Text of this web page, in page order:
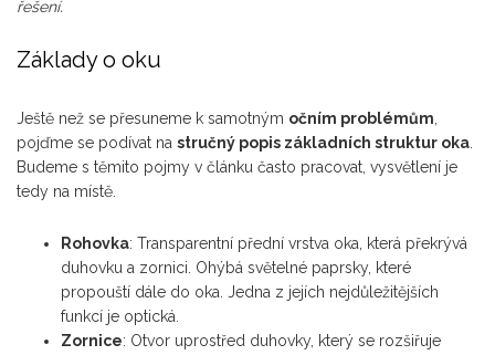
řešení.
Základy o oku
Ještě než se přesuneme k samotným očním problémům
pojďme se podívat na stručný popis základních struktur oka
Budeme s těmito pojmy v článku často pracovat, vysvětlení je
tedy na místě.
Rohovka: Transparentní přední vrstva oka, která překrývá
duhovku a zornici. Ohýbá světelné paprsky, které
propouští dále do oka. Jedna z jejích nejdůležitějších
funkcí je optická.
Zornice: Otvor uprostřed duhovky, který se rozšiřuje